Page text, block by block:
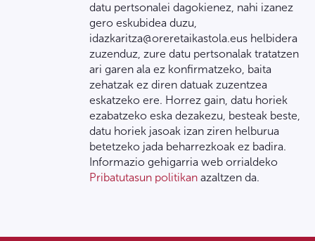
datu pertsonalei dagokienez, nahi izanez
gero eskubidea duzu,
idazkaritza@oreretaikastola.eus helbidera
zuzenduz, zure datu pertsonalak tratatzen
ari garen ala ez konfirmatzeko, baita
zehatzak ez diren datuak zuzentzea
eskatzeko ere. Horrez gain, datu horiek
ezabatzeko eska dezakezu, besteak beste,
datu horiek jasoak izan ziren helburua
betetzeko jada beharrezkoak ez badira.
Informazio gehigarria web orrialdeko
Pribatutasun politikanazaltzen da.